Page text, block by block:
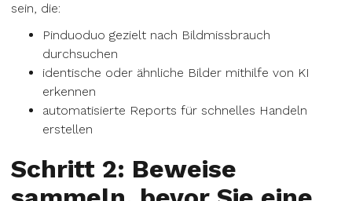
sein, die:
Pinduoduo gezielt nach Bildmissbrauch
durchsuchen
identische oder ähnliche Bilder mithilfe von KI
erkennen
automatisierte Reports für schnelles Handeln
erstellen
Schritt 2: Beweise